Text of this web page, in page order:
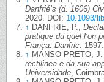
Danfrié’s (d. 1606)
2020. DOI: 10.1093/
↑ DANFRIE, P.,
pratique du quel l’on
França: Danfric . 1597.
↑ MANSO-PRETO, J.
rectilinea e da sua
Universidade ,